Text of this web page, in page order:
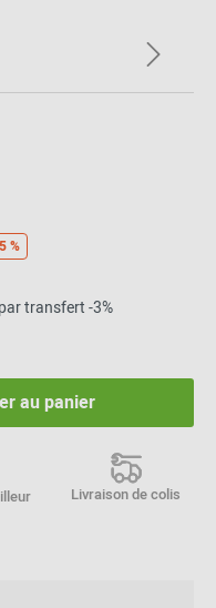
%
transfert -3%
au panier
Livraison de colis